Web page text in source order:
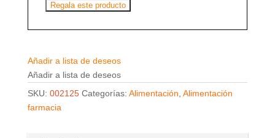
Regala este producto
Añadir a lista de deseos
Añadir a lista de deseos
SKU: 002125 Categorías: Alimentación, Alimentación
farmacia